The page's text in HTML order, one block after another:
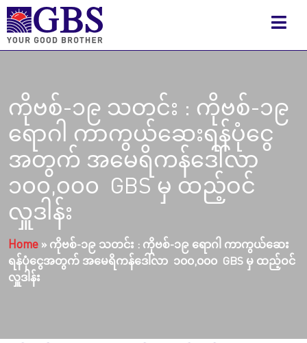
ကိုဗစ်-၁၉ သတင်း : ကိုဗစ်-၁၉
ရောဂါ ကာကွယ်ဆေးရန်ပုံငွေ
အတွက် အမေရိကန်ဒေါ်လာ
၁၀၀,၀၀၀ GBS မှ ထည့်ဝင်
လှူဒါန်း
Home » ကိုဗစ်-၁၉ သတင်း : ကိုဗစ်-၁၉ ရောဂါ ကာကွယ်ဆေး
ရန်ပုံငွေအတွက် အမေရိကန်ဒေါ်လာ ၁၀၀,၀၀၀ GBS မှ ထည့်ဝင်
လှူဒါန်း